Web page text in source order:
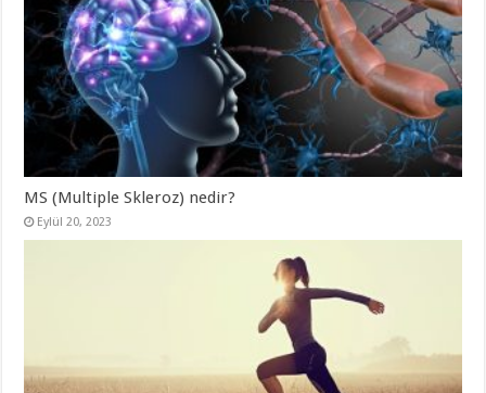
MS (Multiple Skleroz) nedir?
Eylül 20, 2023